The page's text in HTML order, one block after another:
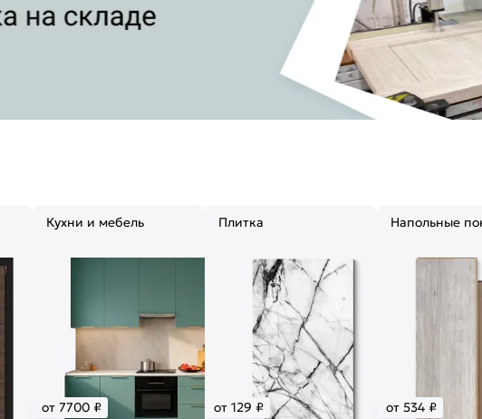
Кухни и мебель
от 7700 ₽
Плитка
от 129 ₽
Напольные
от 534 ₽